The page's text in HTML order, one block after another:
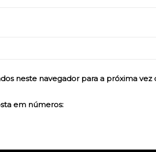
neste navegador para a próxima
em números: